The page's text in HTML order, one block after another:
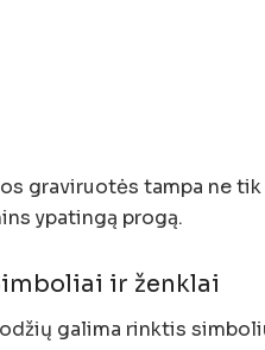
graviruotės tampa ne
ypatingą progą.
ir ženklai
galima rinktis